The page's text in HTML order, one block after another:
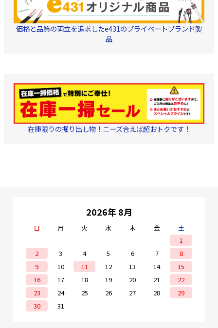
価格と品質の両立を追求したe431のプライベートブランド製
品
在庫限りの掘り出し物！ニーズ合えば超おトクです！
2026年 8月
日 月 火 水 木 金
土
1
2
3 4 5 6 7
8
9
10 11 12 13 14
15
16
17 18 19 20 21
22
23
24 25 26 27 28
29
30
31